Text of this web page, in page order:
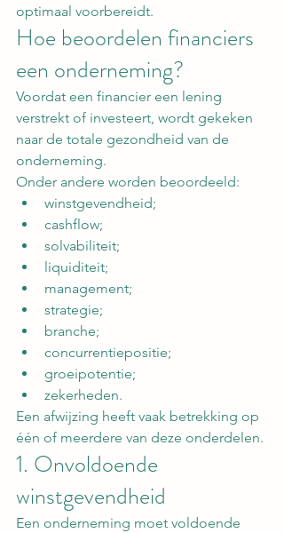
optimaal voorbereidt.
Hoe beoordelen financiers
een onderneming?
Voordat een financier een lening
verstrekt of investeert, wordt gekeken
naar de totale gezondheid van de
onderneming.
Onder andere worden beoordeeld:
winstgevendheid;
cashflow;
solvabiliteit;
liquiditeit;
management;
strategie;
branche;
concurrentiepositie;
groeipotentie;
zekerheden.
Een afwijzing heeft vaak betrekking op
één of meerdere van deze onderdelen.
1. Onvoldoende
winstgevendheid
Een onderneming moet voldoende